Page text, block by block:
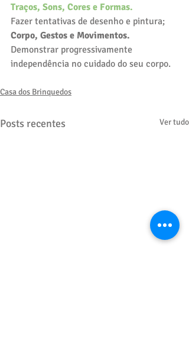
Traços, Sons, Cores e Formas.
Fazer tentativas de desenho e pintura;
Corpo, Gestos e Movimentos.
Demonstrar progressivamente
independência no cuidado do seu corpo.
Casa dos Brinquedos
Posts recentes Ver tudo